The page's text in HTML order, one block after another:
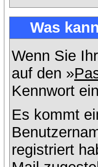
Was
Wenn Sie
auf den »
Kennwort
Es kommt
registriert